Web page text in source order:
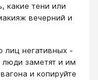
какие тени или
вечерний и
лиц негативных -
люди заметят и им
и копируйте